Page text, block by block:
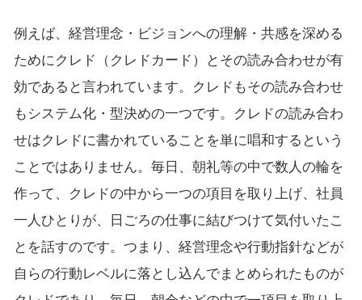
例えば、経営理念・ビジョンへの理解・共感を深める
ためにクレド（クレドカード）とその読み合わせが有
効であると言われています。クレドもその読み合わせ
もシステム化・型決めの一つです。クレドの読み合わ
せはクレドに書かれていることを単に唱和するという
ことではありません。毎日、朝礼等の中で数人の輪を
作って、クレドの中から一つの項目を取り上げ、社員
一人ひとりが、日ごろの仕事に結びつけて気付いたこ
とを話すのです。つまり、経営理念や行動指針などが
自らの行動レベルに落とし込んでまとめられたものが